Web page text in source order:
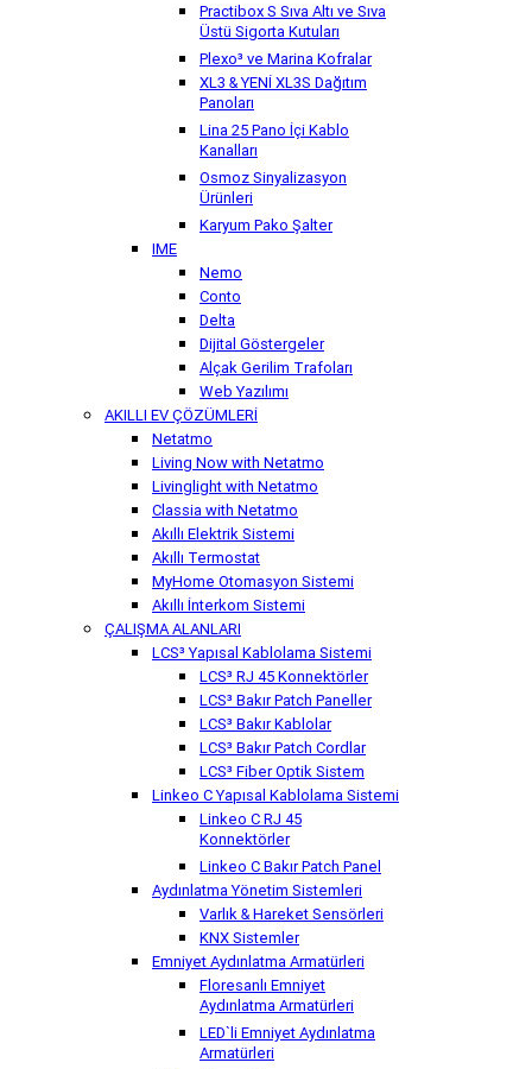
Practibox S Sıva Altı ve Sıva
Üstü Sigorta Kutuları
Plexo³ ve Marina Kofralar
XL3 & YENİ XL3S Dağıtım
Panoları
Lina 25 Pano İçi Kablo
Kanalları
Osmoz Sinyalizasyon
Ürünleri
Karyum Pako Şalter
IME
Nemo
Conto
Delta
Dijital Göstergeler
Alçak Gerilim Trafoları
Web Yazılımı
AKILLI EV ÇÖZÜMLERİ
Netatmo
Living Now with Netatmo
Livinglight with Netatmo
Classia with Netatmo
Akıllı Elektrik Sistemi
Akıllı Termostat
MyHome Otomasyon Sistemi
Akıllı İnterkom Sistemi
ÇALIŞMA ALANLARI
LCS³ Yapısal Kablolama Sistemi
LCS³ RJ 45 Konnektörler
LCS³ Bakır Patch Paneller
LCS³ Bakır Kablolar
LCS³ Bakır Patch Cordlar
LCS³ Fiber Optik Sistem
Linkeo C Yapısal Kablolama Sistemi
Linkeo C RJ 45
Konnektörler
Linkeo C Bakır Patch Panel
Aydınlatma Yönetim Sistemleri
Varlık & Hareket Sensörleri
KNX Sistemler
Emniyet Aydınlatma Armatürleri
Floresanlı Emniyet
Aydınlatma Armatürleri
LED`li Emniyet Aydınlatma
Armatürleri